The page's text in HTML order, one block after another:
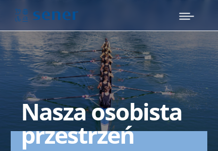
Nasza osobista
przestrzeń